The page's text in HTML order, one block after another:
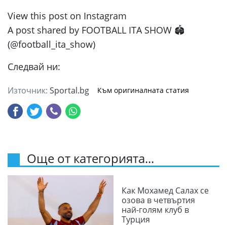
View this post on Instagram
A post shared by FOOTBALL ITA SHOW 🏟️
(@football_ita_show)
Следвай ни:
Източник: Sportal.bg Към оригиналната статия
Още от категорията...
Как Мохамед Салах се
озова в четвъртия
най-голям клуб в
Турция